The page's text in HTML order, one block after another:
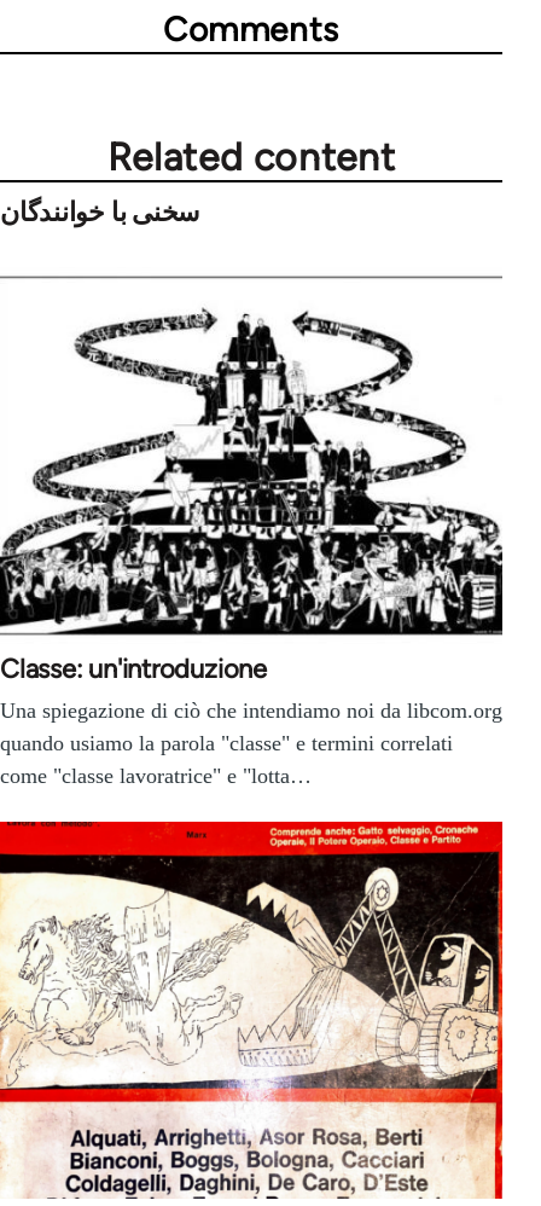
Comments
Related content
سخنی با خوانندگان
Classe: un'introduzione
Una spiegazione di ciò che intendiamo noi da libcom.org
quando usiamo la parola "classe" e termini correlati
come "classe lavoratrice" e "lotta…